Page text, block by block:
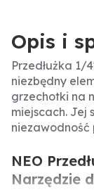
Opis i
Przedłużka 1/
niezbędny
grzechotki na
miejscach. Jej
niezawodność
NEO
Narzędzie